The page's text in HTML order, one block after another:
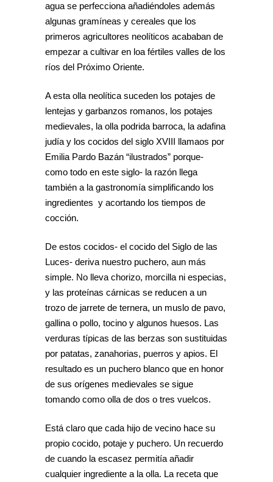
agua se perfecciona añadiéndoles además
algunas gramíneas y cereales que los
primeros agricultores neolíticos acababan de
empezar a cultivar en loa fértiles valles de los
ríos del Próximo Oriente.
A esta olla neolítica suceden los potajes de
lentejas y garbanzos romanos, los potajes
medievales, la olla podrida barroca, la adafina
judía y los cocidos del siglo XVIII llamaos por
Emilia Pardo Bazán “ilustrados” porque-
como todo en este siglo- la razón llega
también a la gastronomía simplificando los
ingredientes y acortando los tiempos de
cocción.
De estos cocidos- el cocido del Siglo de las
Luces- deriva nuestro puchero, aun más
simple. No lleva chorizo, morcilla ni especias,
y las proteínas cárnicas se reducen a un
trozo de jarrete de ternera, un muslo de pavo,
gallina o pollo, tocino y algunos huesos. Las
verduras típicas de las berzas son sustituidas
por patatas, zanahorias, puerros y apios. El
resultado es un puchero blanco que en honor
de sus orígenes medievales se sigue
tomando como olla de dos o tres vuelcos.
Está claro que cada hijo de vecino hace su
propio cocido, potaje y puchero. Un recuerdo
de cuando la escasez permitía añadir
cualquier ingrediente a la olla. La receta que